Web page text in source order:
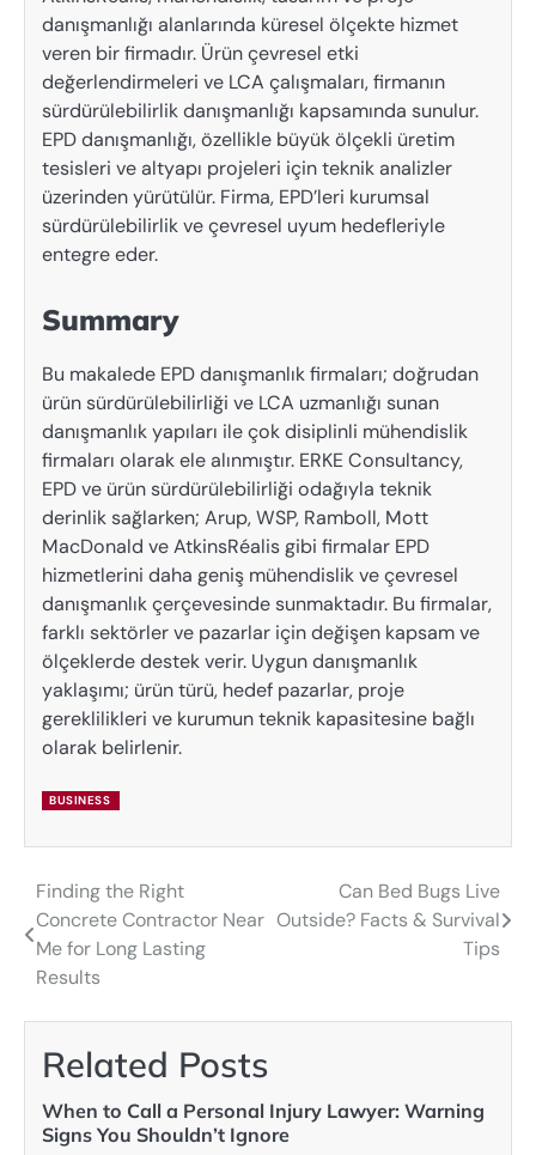
danışmanlığı alanlarında küresel ölçekte hizmet
veren bir firmadır. Ürün çevresel etki
değerlendirmeleri ve LCA çalışmaları, firmanın
sürdürülebilirlik danışmanlığı kapsamında sunulur.
EPD danışmanlığı, özellikle büyük ölçekli üretim
tesisleri ve altyapı projeleri için teknik analizler
üzerinden yürütülür. Firma, EPD’leri kurumsal
sürdürülebilirlik ve çevresel uyum hedefleriyle
entegre eder.
Summary
Bu makalede EPD danışmanlık firmaları; doğrudan
ürün sürdürülebilirliği ve LCA uzmanlığı sunan
danışmanlık yapıları ile çok disiplinli mühendislik
firmaları olarak ele alınmıştır. ERKE Consultancy,
EPD ve ürün sürdürülebilirliği odağıyla teknik
derinlik sağlarken; Arup, WSP, Ramboll, Mott
MacDonald ve AtkinsRéalis gibi firmalar EPD
hizmetlerini daha geniş mühendislik ve çevresel
danışmanlık çerçevesinde sunmaktadır. Bu firmalar,
farklı sektörler ve pazarlar için değişen kapsam ve
ölçeklerde destek verir. Uygun danışmanlık
yaklaşımı; ürün türü, hedef pazarlar, proje
gereklilikleri ve kurumun teknik kapasitesine bağlı
olarak belirlenir.
BUSINESS
Post
navigation
Finding the Right
Concrete Contractor Near
Me for Long Lasting
Results
Can Bed Bugs Live
Outside? Facts & Survival
Tips
Related Posts
When to Call a Personal Injury Lawyer: Warning
Signs You Shouldn’t Ignore